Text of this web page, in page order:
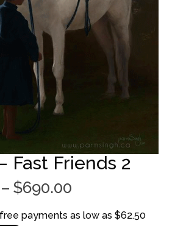
Fast Friends 2
– $690.00Price
$250.00